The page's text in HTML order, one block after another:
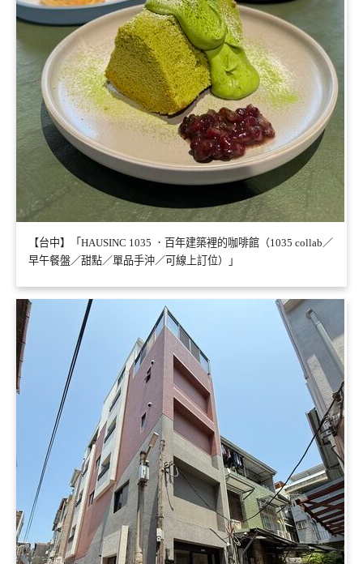
【台中】「HAUSINC 1035 ．百年建築裡的咖啡館（1035 collab／
早午餐盤／甜點／單品手沖／可線上訂位）」